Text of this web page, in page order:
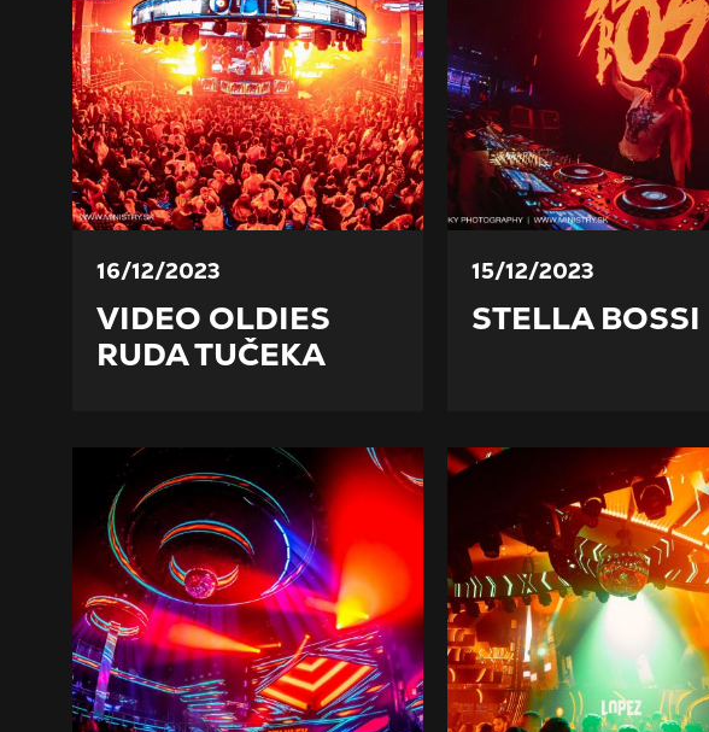
16/12/2023
VIDEO OLDIES
RUDA TUČEKA
15/12/2023
STELLA BOSSI